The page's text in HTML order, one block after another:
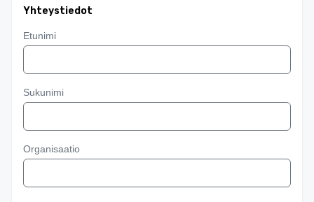
Yhteystiedot
Etunimi
Sukunimi
Organisaatio